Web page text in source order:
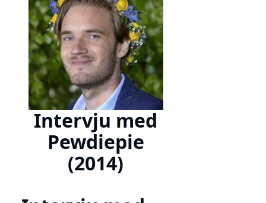
Intervju med
Pewdiepie
(2014)